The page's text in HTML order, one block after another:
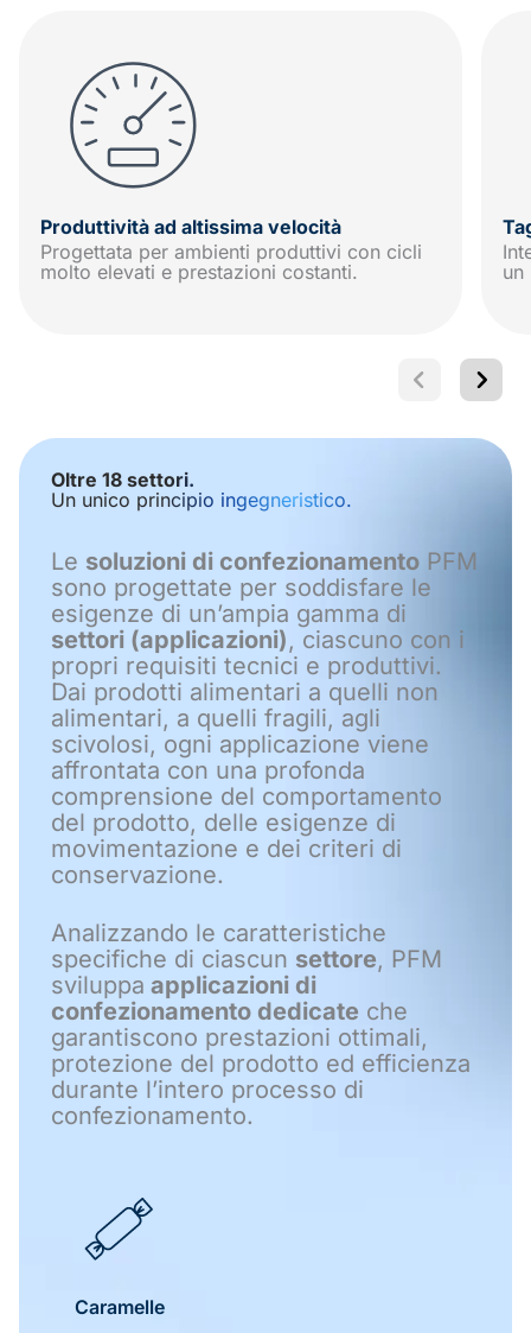
Produttività ad altissima velocità
Progettata per ambienti produttivi con cicli
molto elevati e prestazioni costanti.
un
Oltre 18 settori.
Un unico principio ingegneristico.
Le soluzioni di confezionamento PFM
sono progettate per soddisfare le
esigenze di un’ampia gamma di
settori (applicazioni), ciascuno con i
propri requisiti tecnici e produttivi.
Dai prodotti alimentari a quelli non
alimentari, a quelli fragili, agli
scivolosi, ogni applicazione viene
affrontata con una profonda
comprensione del comportamento
del prodotto, delle esigenze di
movimentazione e dei criteri di
conservazione.
Analizzando le caratteristiche
specifiche di ciascun settore, PFM
sviluppa applicazioni di
confezionamento dedicate che
garantiscono prestazioni ottimali,
protezione del prodotto ed efficienza
durante l’intero processo di
confezionamento.
Caramelle